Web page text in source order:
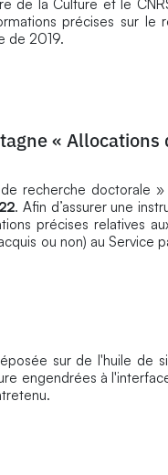
de la Culture et le
précises sur le
de 2019.
« Allocations
recherche doctorale
. Afin d’assurer une
précises relatives
ou non) au Service
sur de l'huile de
engendrées à